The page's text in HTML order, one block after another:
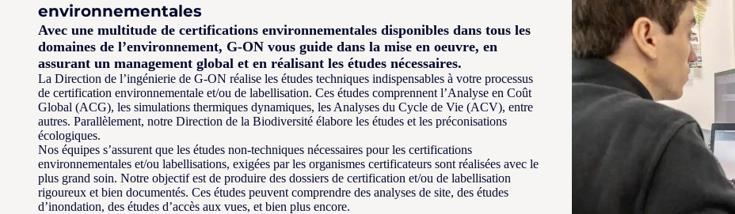
environnementales
Avec une multitude de certifications environnementales disponibles dans tous les
domaines de l’environnement, G-ON vous guide dans la mise en oeuvre, en
assurant un management global et en réalisant les études nécessaires.
La Direction de l’ingénierie de G-ON réalise les études techniques indispensables à votre processus
de certification environnementale et/ou de labellisation. Ces études comprennent l’Analyse en Coût
Global (ACG), les simulations thermiques dynamiques, les Analyses du Cycle de Vie (ACV), entre
autres. Parallèlement, notre Direction de la Biodiversité élabore les études et les préconisations
écologiques.
Nos équipes s’assurent que les études non-techniques nécessaires pour les certifications
environnementales et/ou labellisations, exigées par les organismes certificateurs sont réalisées avec le
plus grand soin. Notre objectif est de produire des dossiers de certification et/ou de labellisation
rigoureux et bien documentés. Ces études peuvent comprendre des analyses de site, des études
d’inondation, des études d’accès aux vues, et bien plus encore.